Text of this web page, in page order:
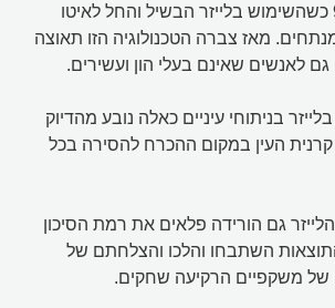
זה היה בשנות ה-90 כשהשימוש בלייזר הבשיל והחל לאיטו
מאז צברה הטכנולוגיה הזו תאוצה
גם לאנשים שאינם בעלי הון ועשירים.
בניתוחי עיניים כאלה נובע מהדיוק
העין במקום ההכרח להסירה בכל
גם הורידה פלאים את רמת הסיכון
השתבחו והלכו והצלחתם של
של משקפיים הרקיעה שחקים.